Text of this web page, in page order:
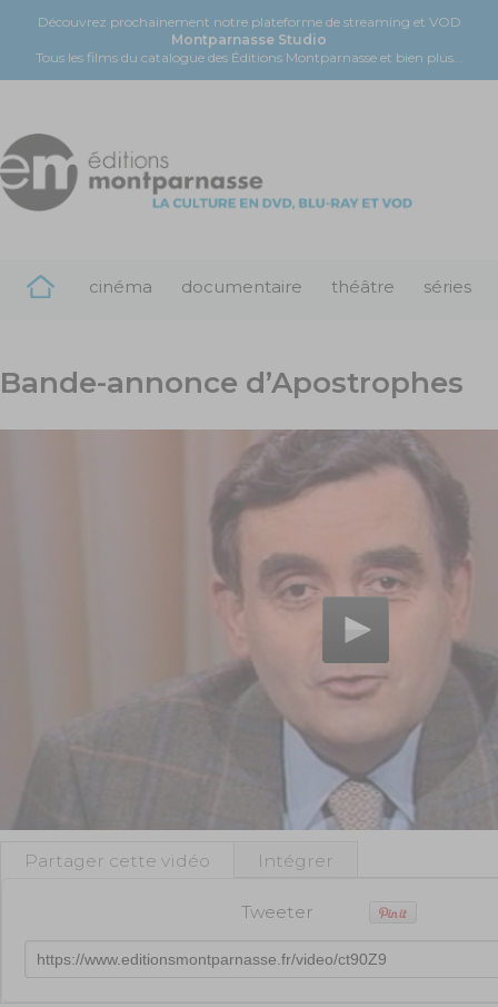
Découvrez prochainement notre plateforme de streaming et VOD
Montparnasse Studio
Tous les films du catalogue des Éditions Montparnasse et bien plus...
cinéma documentaire théâtre séries
Bande-annonce d’Apostrophes
Partager cette vidéo Intégrer
Tweeter